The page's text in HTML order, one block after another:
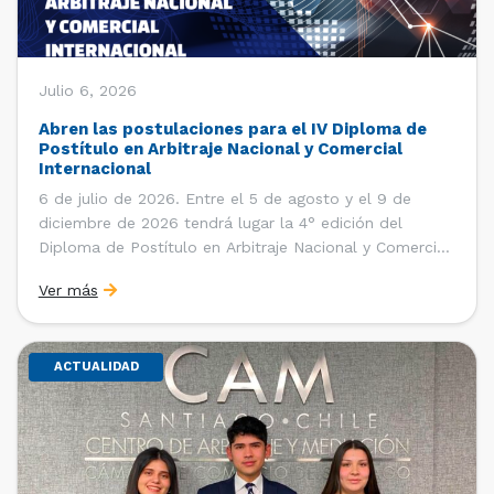
Julio 6, 2026
Abren las postulaciones para el IV Diploma de
Postítulo en Arbitraje Nacional y Comercial
Internacional
6 de julio de 2026. Entre el 5 de agosto y el 9 de
diciembre de 2026 tendrá lugar la 4° edición del
Diploma de Postítulo en Arbitraje Nacional y Comercial
Derecho Internacional de la Facultad de Derecho de la
Universidad de Chile y […]
Ver más
ACTUALIDAD